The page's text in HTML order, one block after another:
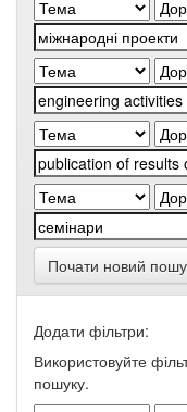
Почати новий
Додати фільтри:
Використовуйте
пошуку.